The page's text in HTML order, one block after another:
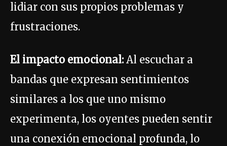
lidiar con sus propios problemas y
frustraciones.
El impacto emocional: Al escuchar a
bandas que expresan sentimientos
similares a los que uno mismo
experimenta, los oyentes pueden sentir
una conexión emocional profunda, lo